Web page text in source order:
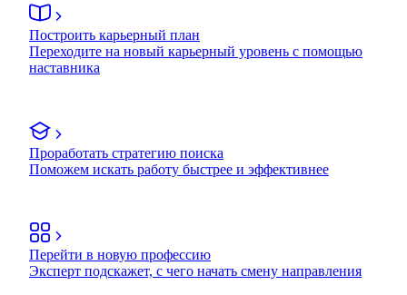
Построить карьерный план
Переходите на новый карьерный уровень с помощью
наставника
Проработать стратегию поиска
Поможем искать работу быстрее и эффективнее
Перейти в новую профессию
Эксперт подскажет, с чего начать смену направления